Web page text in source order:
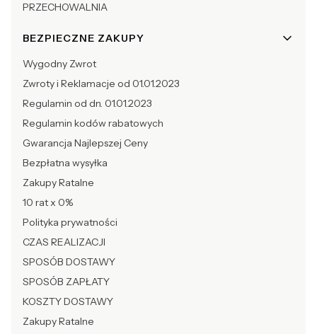
PRZECHOWALNIA
BEZPIECZNE ZAKUPY
Wygodny Zwrot
Zwroty i Reklamacje od 01.01.2023
Regulamin od dn. 01.01.2023
Regulamin kodów rabatowych
Gwarancja Najlepszej Ceny
Bezpłatna wysyłka
Zakupy Ratalne
10 rat x 0%
Polityka prywatności
CZAS REALIZACJI
SPOSÓB DOSTAWY
SPOSÓB ZAPŁATY
KOSZTY DOSTAWY
Zakupy Ratalne